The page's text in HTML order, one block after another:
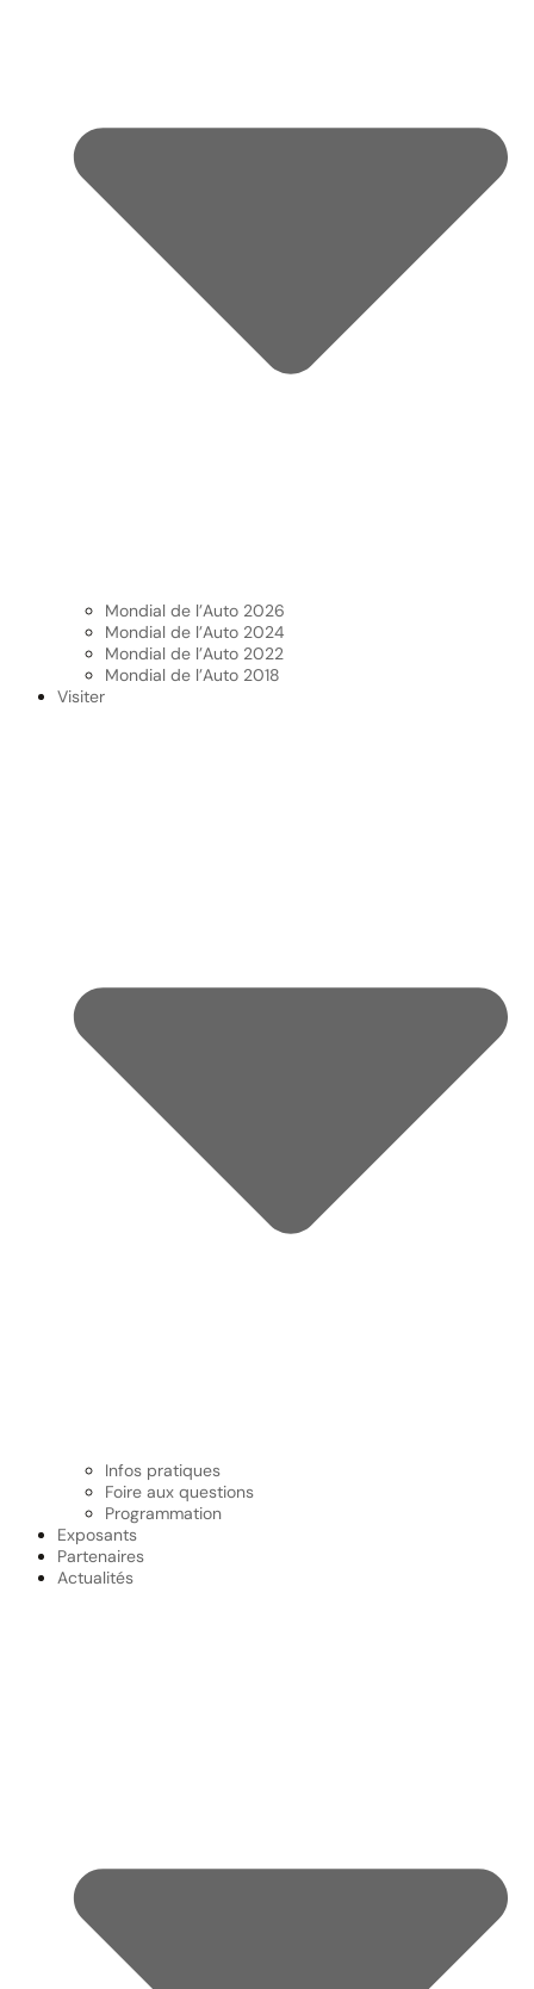
Mondial de l’Auto 2026
Mondial de l’Auto 2024
Mondial de l’Auto 2022
Mondial de l’Auto 2018
Visiter
Infos pratiques
Foire aux questions
Programmation
Exposants
Partenaires
Actualités